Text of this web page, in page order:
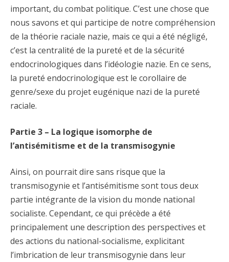
important, du combat politique. C’est une chose que
nous savons et qui participe de notre compréhension
de la théorie raciale nazie, mais ce qui a été négligé,
c’est la centralité de la pureté et de la sécurité
endocrinologiques dans l’idéologie nazie. En ce sens,
la pureté endocrinologique est le corollaire de
genre/sexe du projet eugénique nazi de la pureté
raciale.
Partie 3 – La logique isomorphe de
l’antisémitisme et de la transmisogynie
Ainsi, on pourrait dire sans risque que la
transmisogynie et l’antisémitisme sont tous deux
partie intégrante de la vision du monde national
socialiste. Cependant, ce qui précède a été
principalement une description des perspectives et
des actions du national-socialisme, explicitant
l’imbrication de leur transmisogynie dans leur